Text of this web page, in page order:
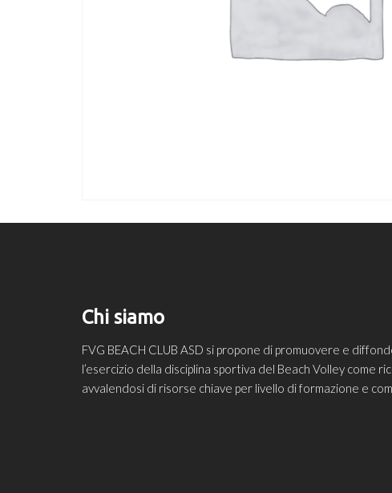
Chi siamo
FVG BEACH CLUB ASD si propone di promuovere e
l’esercizio della disciplina sportiva del Beach Volley come
avvalendosi di risorse chiave per livello di formazione e